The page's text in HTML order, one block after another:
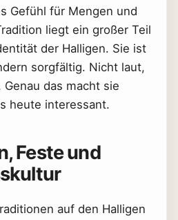
Gefühl für Mengen und
liegt ein großer Teil
der Halligen. Sie ist
sorgfältig. Nicht laut,
das macht sie
heute interessant.
Feste und
auf den Halligen